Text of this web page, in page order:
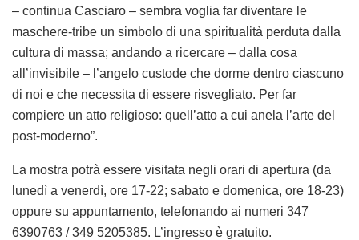
– continua Casciaro – sembra voglia far diventare le
maschere-tribe un simbolo di una spiritualità perduta dalla
cultura di massa; andando a ricercare – dalla cosa
all’invisibile – l’angelo custode che dorme dentro ciascuno
di noi e che necessita di essere risvegliato. Per far
compiere un atto religioso: quell’atto a cui anela l’arte del
post-moderno”.
La mostra potrà essere visitata negli orari di apertura (da
lunedì a venerdì, ore 17-22; sabato e domenica, ore 18-23)
oppure su appuntamento, telefonando ai numeri 347
6390763 / 349 5205385. L’ingresso è gratuito.